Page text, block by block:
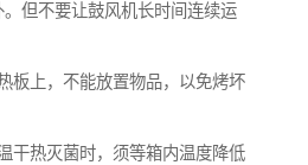
但不要让鼓风机长时间连续运
板上，不能放置物品，以免烤坏
干热灭菌时，须等箱内温度降低